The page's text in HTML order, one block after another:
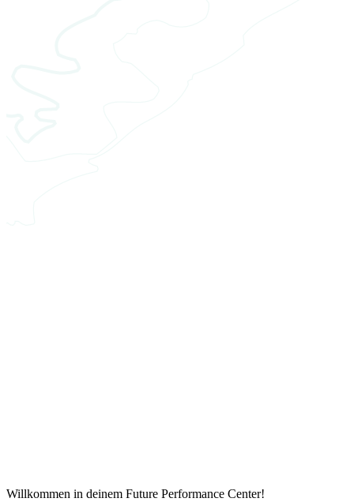
Willkommen in deinem Future Performance Center!